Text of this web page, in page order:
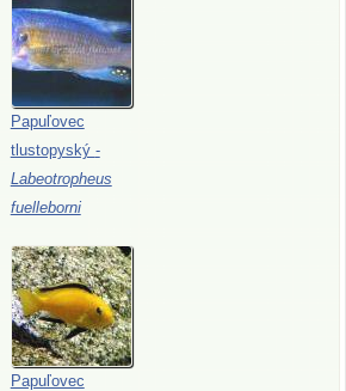
Papuľovec
tlustopyský -
Labeotropheus
fuelleborni
Papuľovec